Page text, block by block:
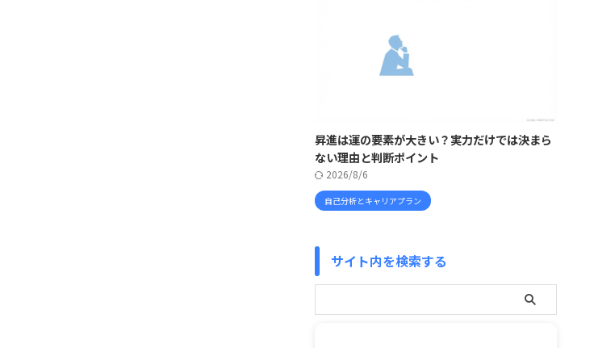
昇進は運の要素が大きい？実力だけでは決まら
ない理由と判断ポイント
2026/8/6
自己分析とキャリアプラン
サイト内を検索する